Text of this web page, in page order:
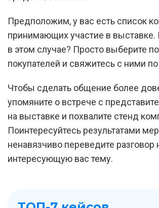
Предположим, у вас есть список
принимающих участие в выставке.
в этом случае? Просто выберите
покупателей и свяжитесь с ними
Чтобы сделать общение более
упомяните о встрече с
на выставке и похвалите стенд
Поинтересуйтесь результатами
ненавязчиво переведите разговор
интересующую вас тему.